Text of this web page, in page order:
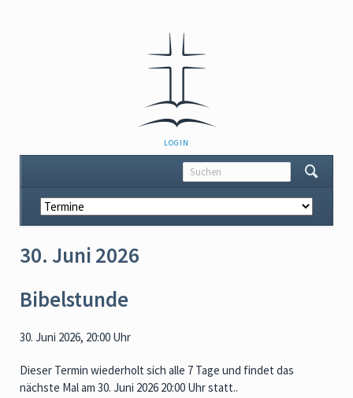
NAVIGATION
ÜBERSPRINGEN
LOGIN
Navigation
überspringen
30. Juni 2026
Bibelstunde
30. Juni 2026, 20:00 Uhr
Dieser Termin wiederholt sich alle 7 Tage und findet das
nächste Mal am 30. Juni 2026 20:00 Uhrstatt..